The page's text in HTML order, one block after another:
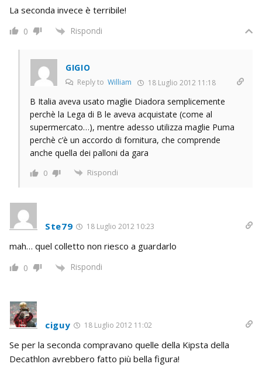
La seconda invece è terribile!
0 Rispondi
GIGIO
Reply to William 18 Luglio 2012 11:18
B Italia aveva usato maglie Diadora semplicemente
perchè la Lega di B le aveva acquistate (come al
supermercato…), mentre adesso utilizza maglie Puma
perchè c’è un accordo di fornitura, che comprende
anche quella dei palloni da gara
0 Rispondi
Ste79 18 Luglio 2012 10:23
mah… quel colletto non riesco a guardarlo
0 Rispondi
ciguy 18 Luglio 2012 11:02
Se per la seconda compravano quelle della Kipsta della
Decathlon avrebbero fatto più bella figura!